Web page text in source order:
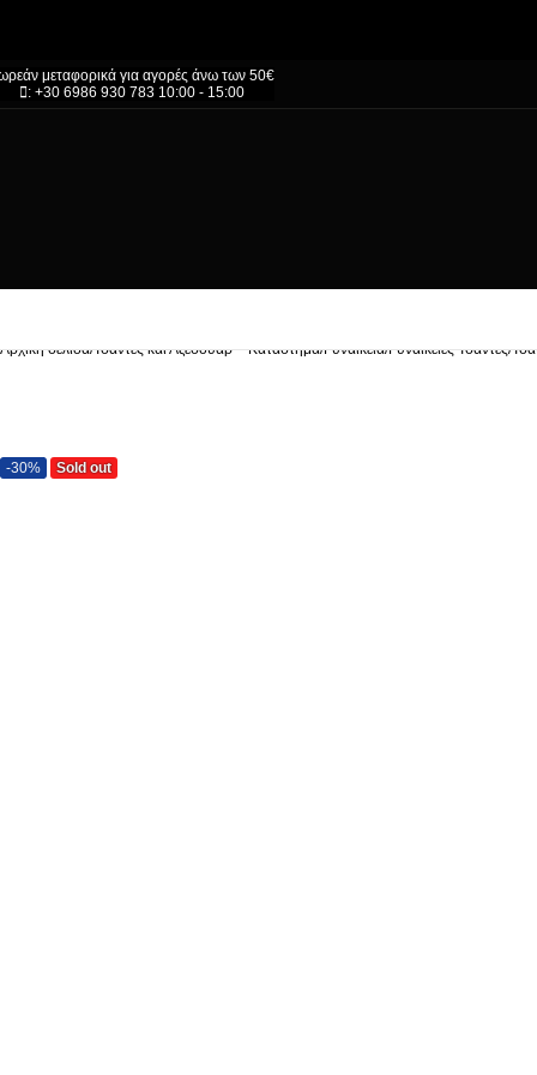
μεταφορικά για αγορές άνω των 50€
: +30 6986 930 783 10:00 - 15:00
Αρχική σελίδα/Τσάντες και Αξεσουάρ – Κατάστημα/Γυναικεία/Γυναικείες Τσάντες/
-30% Sold out